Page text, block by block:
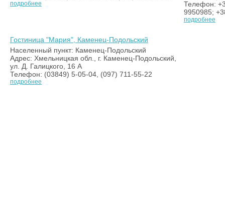
подробнее
Телефон:
9950985;
подробнее
Гостиница "Мария", Каменец-Подольский
Населенный пункт: Каменец-Подольский
Адрес: Хмельницкая обл., г. Каменец-Подольский,
ул. Д. Галицкого, 16 А
Телефон: (03849) 5-05-04, (097) 711-55-22
подробнее